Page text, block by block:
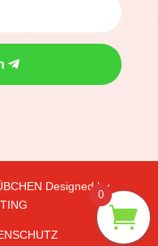
Designed by
0